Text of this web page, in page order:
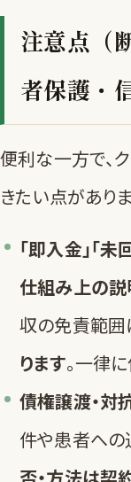
注意点（
者保護・
便利な一方で、
きたい点があり
「即入金」「
仕組み上の
収の免責範囲
ります。一律
債権譲渡・対
件や患者への